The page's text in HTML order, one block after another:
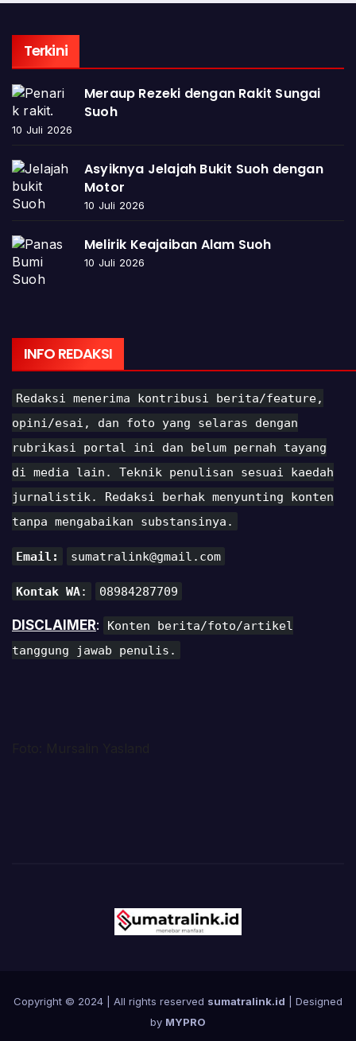
Terkini
Meraup Rezeki dengan Rakit Sungai
Suoh
10 Juli 2026
Asyiknya Jelajah Bukit Suoh dengan
Motor
10 Juli 2026
Melirik Keajaiban Alam Suoh
10 Juli 2026
INFO REDAKSI
Redaksi menerima kontribusi berita/feature,
opini/esai, dan foto yang selaras dengan
rubrikasi portal ini dan belum pernah tayang
di media lain. Teknik penulisan sesuai kaedah
jurnalistik. Redaksi berhak menyunting konten
tanpa mengabaikan substansinya.
Email: sumatralink@gmail.com
Kontak WA: 08984287709
DISCLAIMER:
Konten berita/foto/artikel
tanggung jawab penulis.
Copyright © 2024 | All rights reserved sumatralink.id | Designed
by MYPRO